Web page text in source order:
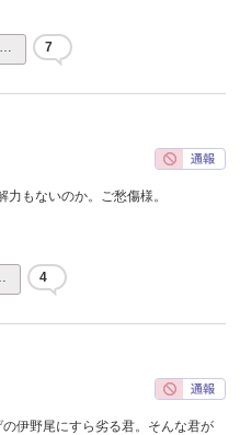
… 7
もないのか。ご愁傷様。
4
伊野尾にすら劣る君。そんな君が